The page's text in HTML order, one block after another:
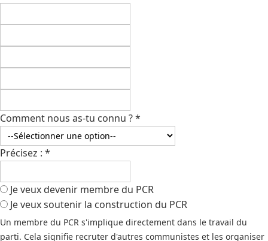
Comment nous as-tu connu ?*
Précisez : *
Je veux devenir membre du PCR
Je veux soutenir la construction du PCR
Un membre du PCR s'implique directement dans le travail du
parti. Cela signifie recruter d'autres communistes et les organiser